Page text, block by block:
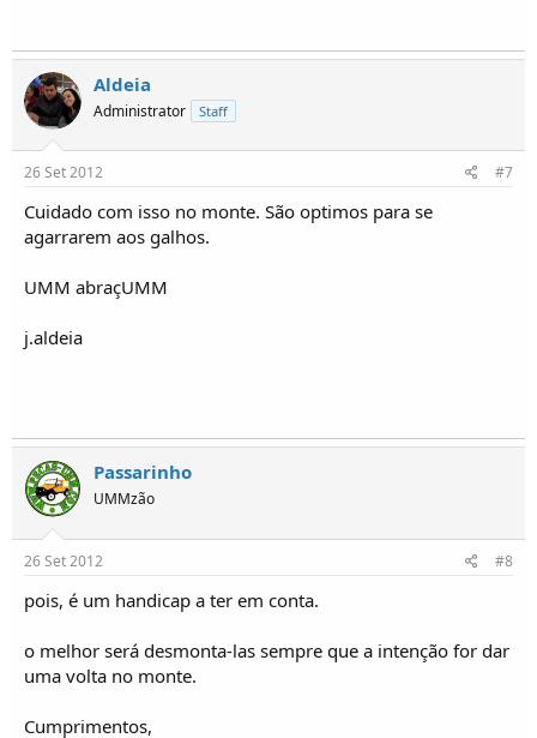
Aldeia
Administrator Staff
26 Set 2012 #7
Cuidado com isso no monte. São optimos para se
agarrarem aos galhos.
UMM abraçUMM
j.aldeia
Passarinho
UMMzão
26 Set 2012 #8
pois, é um handicap a ter em conta.
o melhor será desmonta-las sempre que a intenção for dar
uma volta no monte.
Cumprimentos,